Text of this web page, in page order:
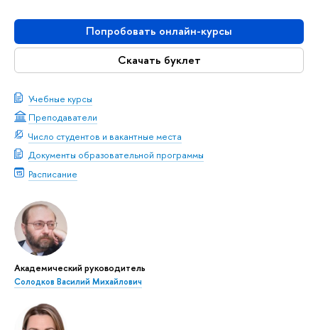
Попробовать онлайн-курсы
Скачать буклет
Учебные курсы
Преподаватели
Число студентов и вакантные места
Документы образовательной программы
Расписание
Академический руководитель
Солодков Василий Михайлович